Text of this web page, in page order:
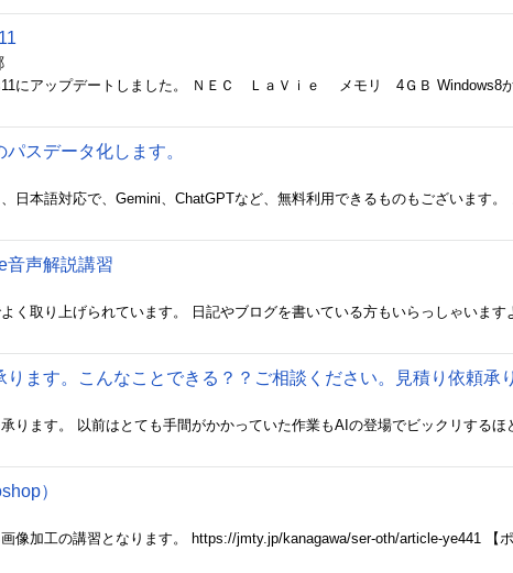
スデータ化します。
音声解説講習
ます。こんなことできる？？ご相談ください。見積り依頼承
）